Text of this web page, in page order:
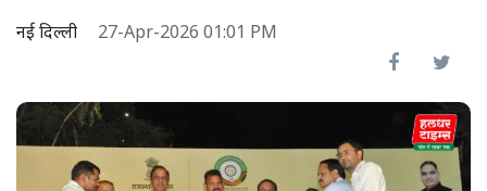
नई दिल्ली 27-Apr-2026 01:01 PM